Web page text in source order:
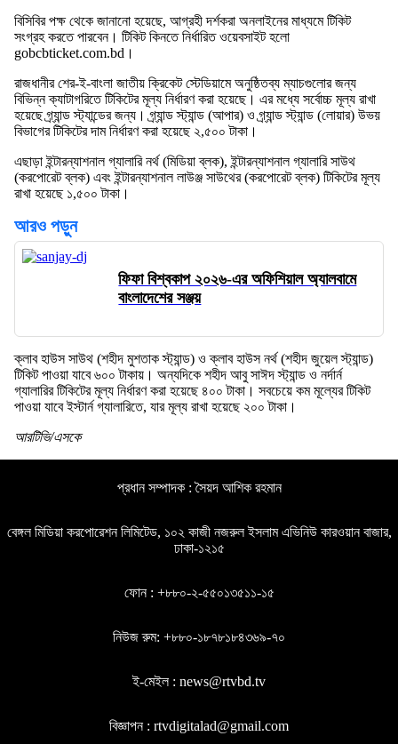
বিসিবির পক্ষ থেকে জানানো হয়েছে, আগ্রহী দর্শকরা অনলাইনের মাধ্যমে টিকিট
সংগ্রহ করতে পারবেন। টিকিট কিনতে নির্ধারিত ওয়েবসাইট হলো
gobcbticket.com.bd।
রাজধানীর শের-ই-বাংলা জাতীয় ক্রিকেট স্টেডিয়ামে অনুষ্ঠিতব্য ম্যাচগুলোর জন্য
বিভিন্ন ক্যাটাগরিতে টিকিটের মূল্য নির্ধারণ করা হয়েছে। এর মধ্যে সর্বোচ্চ মূল্য রাখা
হয়েছে গ্র্যান্ড স্ট্যান্ডের জন্য। গ্র্যান্ড স্ট্যান্ড (আপার) ও গ্র্যান্ড স্ট্যান্ড (লোয়ার) উভয়
বিভাগের টিকিটের দাম নির্ধারণ করা হয়েছে ২,৫০০ টাকা।
এছাড়া ইন্টারন্যাশনাল গ্যালারি নর্থ (মিডিয়া ব্লক), ইন্টারন্যাশনাল গ্যালারি সাউথ
(করপোরেট ব্লক) এবং ইন্টারন্যাশনাল লাউঞ্জ সাউথের (করপোরেট ব্লক) টিকিটের মূল্য
রাখা হয়েছে ১,৫০০ টাকা।
আরও পড়ুন
ফিফা বিশ্বকাপ ২০২৬-এর অফিশিয়াল অ্যালবামে
বাংলাদেশের সঞ্জয়
ক্লাব হাউস সাউথ (শহীদ মুশতাক স্ট্যান্ড) ও ক্লাব হাউস নর্থ (শহীদ জুয়েল স্ট্যান্ড)
টিকিট পাওয়া যাবে ৬০০ টাকায়। অন্যদিকে শহীদ আবু সাঈদ স্ট্যান্ড ও নর্দার্ন
গ্যালারির টিকিটের মূল্য নির্ধারণ করা হয়েছে ৪০০ টাকা। সবচেয়ে কম মূল্যের টিকিট
পাওয়া যাবে ইস্টার্ন গ্যালারিতে, যার মূল্য রাখা হয়েছে ২০০ টাকা।
আরটিভি/এসকে
প্রধান সম্পাদক : সৈয়দ আশিক রহমান
বেঙ্গল মিডিয়া করপোরেশন লিমিটেড, ১০২ কাজী নজরুল ইসলাম এভিনিউ কারওয়ান বাজার,
ঢাকা-১২১৫
ফোন : +৮৮০-২-৫৫০১৩৫১১-১৫
নিউজ রুম: +৮৮০-১৮৭৮১৮৪৩৬৯-৭০
ই-মেইল : news@rtvbd.tv
বিজ্ঞাপন : rtvdigitalad@gmail.com